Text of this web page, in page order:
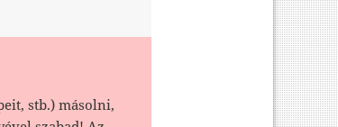
stb.) másolni,